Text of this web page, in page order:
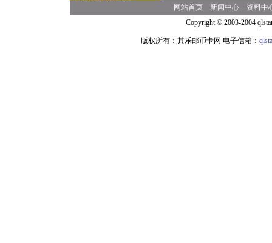
网站首页 新闻中心
资料中
Copyright © 2003-2004
版权所有：其乐邮币卡网 电子信箱：